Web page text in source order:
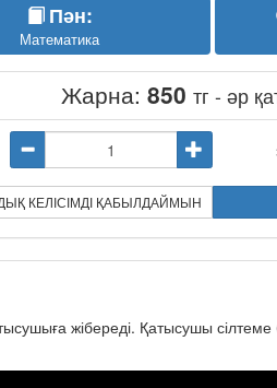
Пән:
Математика
Жарна: 850 тг - әр
КЕЛІСІМДІ ҚАБЫЛДАЙМЫН
жібереді. Қатысушы